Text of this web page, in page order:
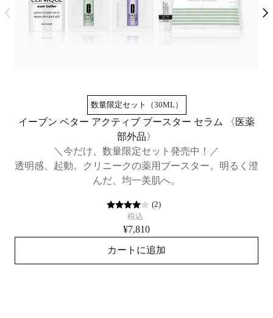
数量限定セット（30ML）
イーブン ベター アクティブ ブースター セラム​ 〈医薬
部外品〉
＼今だけ、数量限定セット発売中！／
透明感、起動。クリニークの薬用ブースター。明るく澄
んだ、均一美肌へ。
(2)
税込
¥7,810
カートに追加